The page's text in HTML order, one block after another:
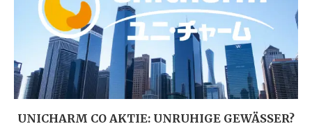
UNICHARM CO AKTIE: UNRUHIGE GEWÄSSER?